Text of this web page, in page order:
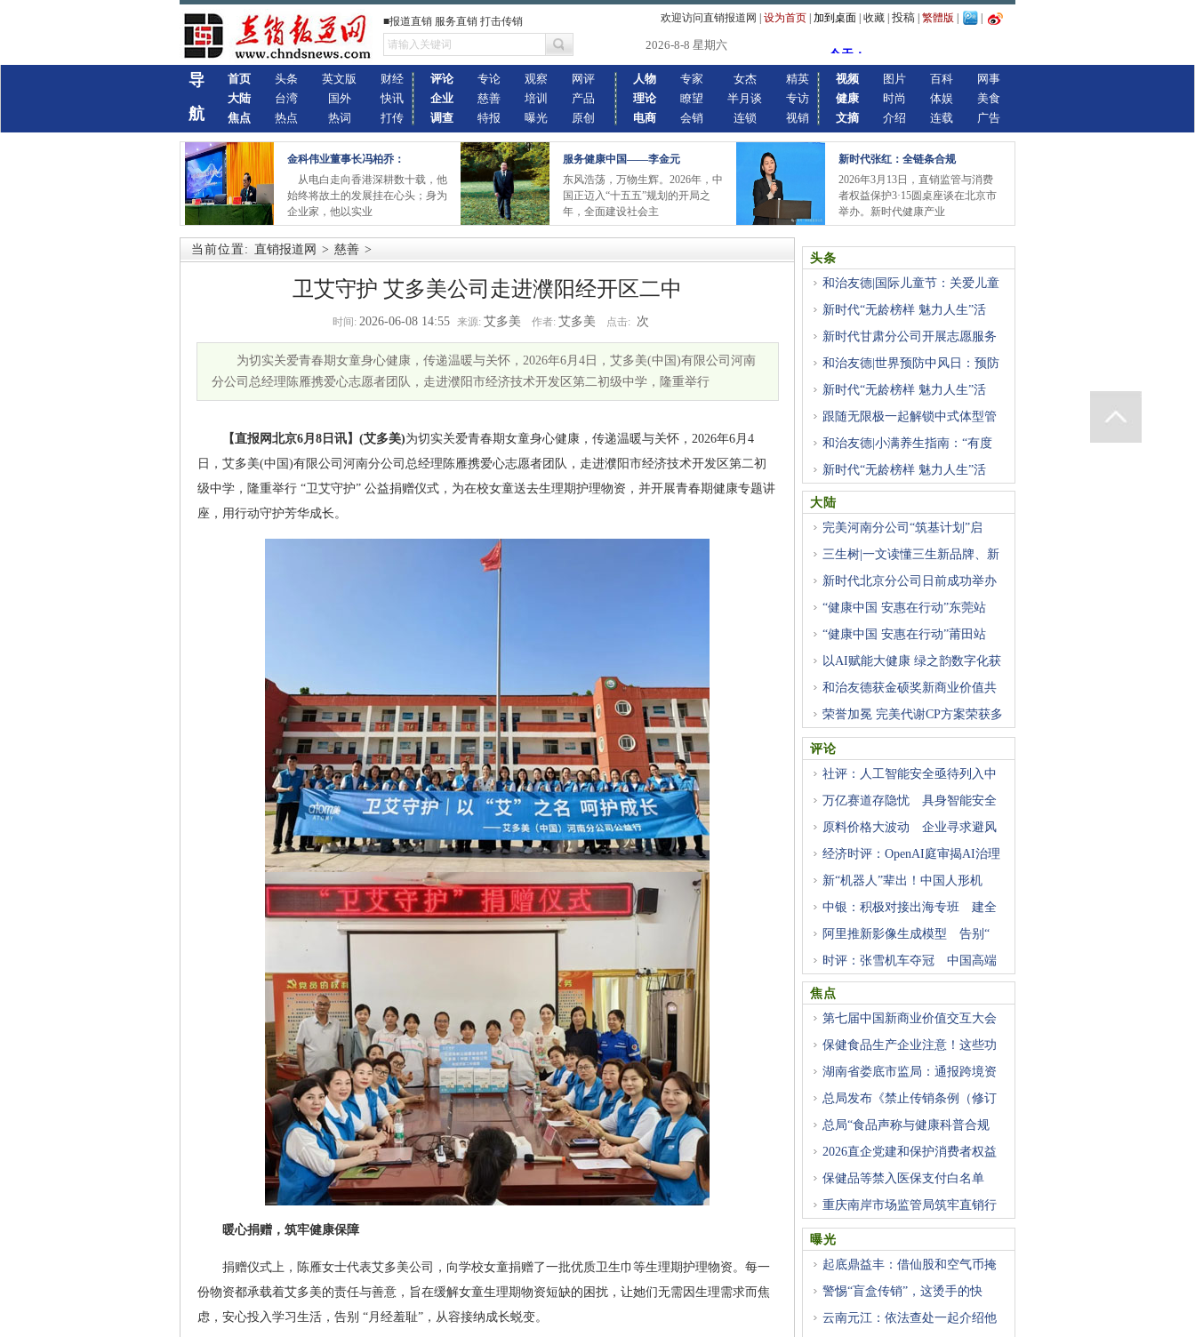
■报道直销 服务直销 打击传销 欢迎访问直销报道网 设为首页 加到桌面 收藏 投稿 繁體版
2026-8-8 星期六
导
航
首页
大陆
焦点
头条
台湾
热点
英文版
国外
热词
财经
快讯
打传
评论
企业
调查
专论
慈善
特报
观察
培训
曝光
网评
产品
原创
人物
理论
电商
专家
瞭望
会销
女杰
半月谈
连锁
精英
专访
视销
视频
健康
文摘
图片
时尚
介绍
百科
体娱
连载
网事
美食
广告
金科伟业董事长冯柏乔：
从电白走向香港深耕数十载，他
始终将故土的发展挂在心头；身为
企业家，他以实业
服务健康中国——李金元
东风浩荡，万物生辉。2026年，中
国正迈入“十五五”规划的开局之
年，全面建设社会主
新时代张红：全链条合规
2026年3月13日，直销监管与消费
者权益保护3·15圆桌座谈在北京市
举办。新时代健康产业
当前位置: 直销报道网 > 慈善 >
卫艾守护 艾多美公司走进濮阳经开区二中
时间: 2026-06-08 14:55 来源: 艾多美 作者: 艾多美 点击: 次
为切实关爱青春期女童身心健康，传递温暖与关怀，2026年6月4日，艾多美(中国)有限公司河南
分公司总经理陈雁携爱心志愿者团队，走进濮阳市经济技术开发区第二初级中学，隆重举行
【直报网北京6月8日讯】(艾多美)为切实关爱青春期女童身心健康，传递温暖与关怀，2026年6月4
日，艾多美(中国)有限公司河南分公司总经理陈雁携爱心志愿者团队，走进濮阳市经济技术开发区第二初
级中学，隆重举行 “卫艾守护” 公益捐赠仪式，为在校女童送去生理期护理物资，并开展青春期健康专题讲
座，用行动守护芳华成长。
暖心捐赠，筑牢健康保障
捐赠仪式上，陈雁女士代表艾多美公司，向学校女童捐赠了一批优质卫生巾等生理期护理物资。每一
份物资都承载着艾多美的责任与善意，旨在缓解女童生理期物资短缺的困扰，让她们无需因生理需求而焦
虑，安心投入学习生活，告别 “月经羞耻”，从容接纳成长蜕变。
头条
和治友德|国际儿童节：关爱儿童
新时代“无龄榜样 魅力人生”活
新时代甘肃分公司开展志愿服务
和治友德|世界预防中风日：预防
新时代“无龄榜样 魅力人生”活
跟随无限极一起解锁中式体型管
和治友德|小满养生指南：“有度
新时代“无龄榜样 魅力人生”活
大陆
完美河南分公司“筑基计划”启
三生树|一文读懂三生新品牌、新
新时代北京分公司日前成功举办
“健康中国 安惠在行动”东莞站
“健康中国 安惠在行动”莆田站
以AI赋能大健康 绿之韵数字化获
和治友德获金硕奖新商业价值共
荣誉加冕 完美代谢CP方案荣获多
评论
社评：人工智能安全亟待列入中
万亿赛道存隐忧 具身智能安全
原料价格大波动 企业寻求避风
经济时评：OpenAI庭审揭AI治理
新“机器人”辈出！中国人形机
中银：积极对接出海专班 建全
阿里推新影像生成模型 告别“
时评：张雪机车夺冠 中国高端
焦点
第七届中国新商业价值交互大会
保健食品生产企业注意！这些功
湖南省娄底市监局：通报跨境资
总局发布《禁止传销条例（修订
总局“食品声称与健康科普合规
2026直企党建和保护消费者权益
保健品等禁入医保支付白名单
重庆南岸市场监管局筑牢直销行
曝光
起底鼎益丰：借仙股和空气币掩
警惕“盲盒传销”，这烫手的快
云南元江：依法查处一起介绍他